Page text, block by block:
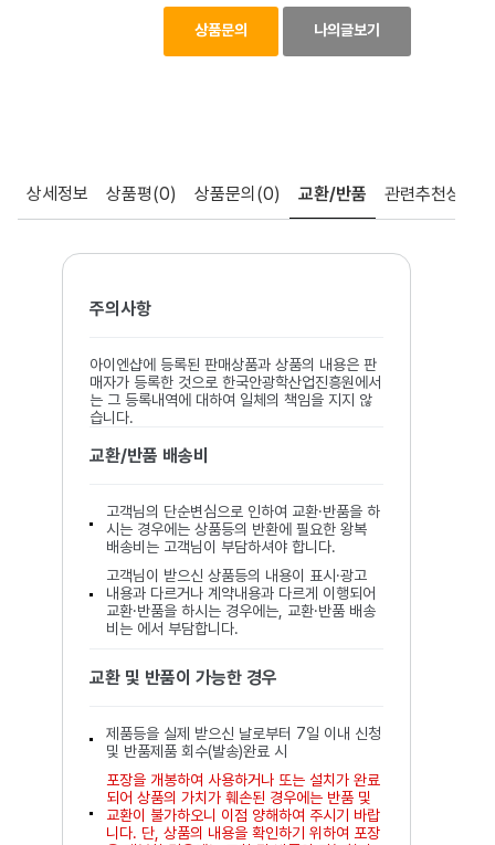
상품문의 나의글보기
상세정보 상품평(0) 상품문의 (0) 교환/반품 관련추천상품
주의사항
아이엔샵에 등록된 판매상품과 상품의 내용은 판
매자가 등록한 것으로 한국안광학산업진흥원에서
는 그 등록내역에 대하여 일체의 책임을 지지 않
습니다.
교환/반품 배송비
고객님의 단순변심으로 인하여 교환·반품을 하
시는 경우에는 상품등의 반환에 필요한 왕복
배송비는 고객님이 부담하셔야 합니다.
고객님이 받으신 상품등의 내용이 표시·광고
내용과 다르거나 계약내용과 다르게 이행되어
교환·반품을 하시는 경우에는, 교환·반품 배송
비는 에서 부담합니다.
교환 및 반품이 가능한 경우
제품등을 실제 받으신 날로부터 7일 이내 신청
및 반품제품 회수(발송)완료 시
포장을 개봉하여 사용하거나 또는 설치가 완료
되어 상품의 가치가 훼손된 경우에는 반품 및
교환이 불가하오니 이점 양해하여 주시기 바랍
니다. 단, 상품의 내용을 확인하기 위하여 포장